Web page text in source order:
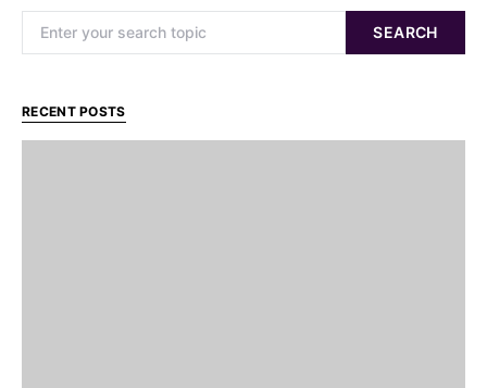
SEARCH
RECENT POSTS